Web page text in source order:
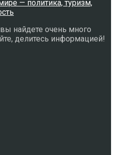
найдете очень много
делитесь информацией!